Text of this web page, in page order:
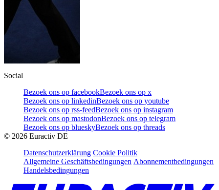
Social
Bezoek ons op facebookBezoek ons op x
Bezoek ons op linkedinBezoek ons op youtube
Bezoek ons op rss-feedBezoek ons op instagram
Bezoek ons op mastodonBezoek ons op telegram
Bezoek ons op blueskyBezoek ons op threads
© 2026 Euractiv DE
Datenschutzerklärung Cookie Politik
Allgemeine Geschäftsbedingungen Abonnementbedingungen
Handelsbedingungen